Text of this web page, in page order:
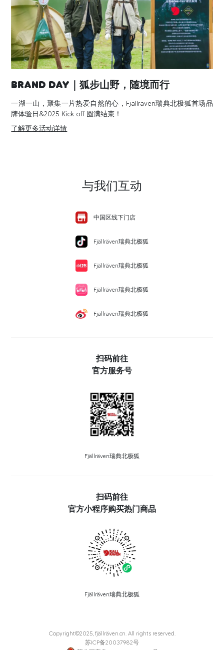
Brand Day｜狐步山野，随境而行
一湖一山，聚集一片热爱自然的心，Fjällräven瑞典北极狐首场品
牌体验日&2025 Kick off 圆满结束！
了解更多活动详情
与我们互动
中国区线下门店
Fjällräven瑞典北极狐
Fjällräven瑞典北极狐
Fjällräven瑞典北极狐
Fjällräven瑞典北极狐
扫码前往
官方服务号
Fjällräven瑞典北极狐
扫码前往
官方小程序购买热门商品
Fjällräven瑞典北极狐
Copyright©2025, fjällräven.cn. All rights reserved.
苏ICP备20037982号